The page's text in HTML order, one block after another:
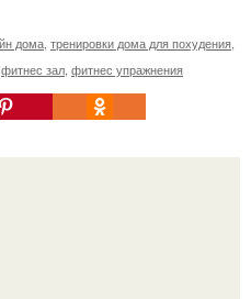
дома тренировки дома для похудения
фитнес зал фитнес упражнения